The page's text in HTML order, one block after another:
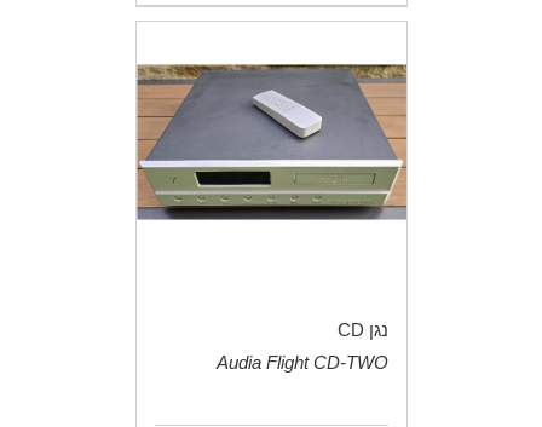
נגן CD
Audia Flight CD-TWO